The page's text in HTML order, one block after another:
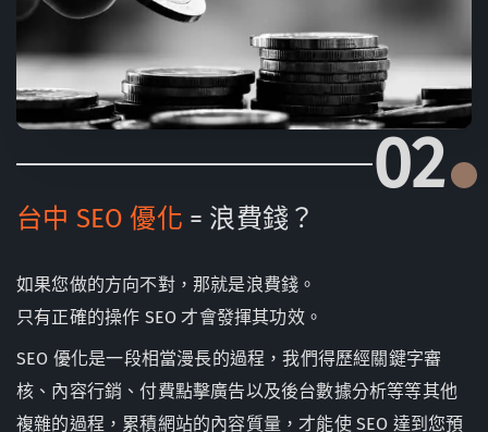
02
台中 SEO 優化 = 浪費錢？
如果您做的方向不對，那就是浪費錢。
只有正確的操作 SEO 才會發揮其功效。
SEO 優化是一段相當漫長的過程，我們得歷經關鍵字審
核、內容行銷、付費點擊廣告以及後台數據分析等等其他
複雜的過程，累積網站的內容質量，才能使 SEO 達到您預